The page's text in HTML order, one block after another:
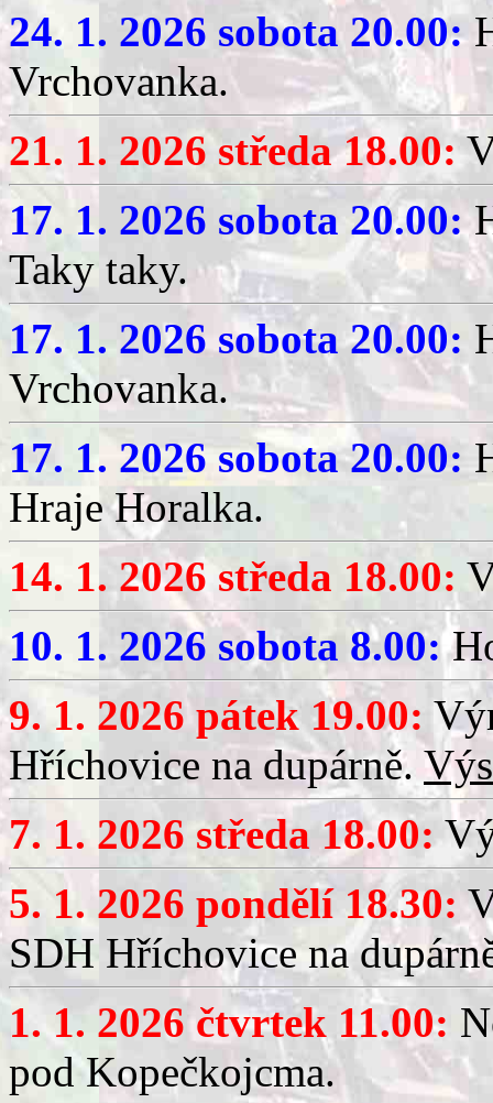
24. 1. 2026 sobota 20.00:
Vrchovanka.
21. 1. 2026 středa 18.00:
17. 1. 2026 sobota 20.00:
Taky taky.
17. 1. 2026 sobota 20.00:
Vrchovanka.
17. 1. 2026 sobota 20.00:
Hraje Horalka.
14. 1. 2026 středa 18.00:
10. 1. 2026 sobota 8.00:
9. 1. 2026 pátek 19.00:
Hříchovice na dupárně.
7. 1. 2026 středa 18.00:
5. 1. 2026 pondělí 18.30:
SDH Hříchovice na
1. 1. 2026 čtvrtek 11.00:
pod Kopečkojcma.